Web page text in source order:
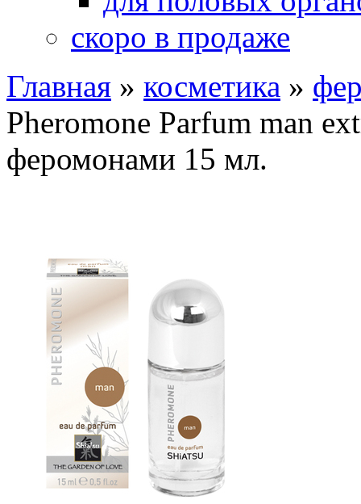
скоро в продаже
Главная » косметика »
Pheromone Parfum man
феромонами 15 мл.